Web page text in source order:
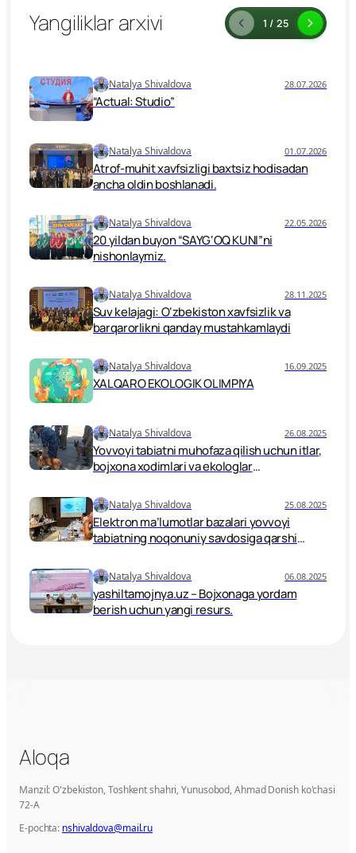
Yangiliklar arxivi 1 / 25
Natalya Shivaldova 28.07.2026
“Actual: Studio”
Natalya Shivaldova 01.07.2026
Atrof-muhit xavfsizligi baxtsiz hodisadan
ancha oldin boshlanadi.
Natalya Shivaldova 22.05.2026
20 yildan buyon “SAYG‘OQ KUNI”ni
nishonlaymiz.
Natalya Shivaldova 28.11.2025
Suv kelajagi: O‘zbekiston xavfsizlik va
barqarorlikni qanday mustahkamlaydi
Natalya Shivaldova 16.09.2025
XALQARO EKOLOGIK OLIMPIYA
Natalya Shivaldova 26.08.2025
Yovvoyi tabiatni muhofaza qilish uchun itlar,
bojxona xodimlari va ekologlar
Natalya Shivaldova 25.08.2025
Elektron ma’lumotlar bazalari yovvoyi
tabiatning noqonuniy savdosiga qarshi
Natalya Shivaldova 06.08.2025
yashiltamojnya.uz – Bojxonaga yordam
berish uchun yangi resurs.
Aloqa
Manzil: O'zbekiston, Toshkent shahri, Yunusobod, Ahmad Donish ko'chasi
72-A
E-pochta: nshivaldova@mail.ru